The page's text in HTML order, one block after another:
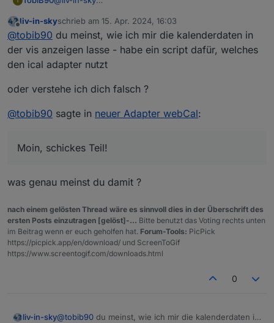
Eingaben im Webcal Adapter direkt auf deiner
Homepage im Kalender realisiert?
Offline
liv-in-skyschrieb am 15. Apr. 2024, 16:03
zuletzt editiert von
@tobib90 du meinst, wie ich mir die kalenderdaten in
der vis anzeigen lasse - habe ein script dafür, welches
den ical adapter nutzt
oder verstehe ich dich falsch ?
@tobib90 sagte in neuer Adapter webCal:
Moin, schickes Teil!
was genau meinst du damit ?
nach einem gelösten Thread wäre es sinnvoll dies in der Überschrift des
ersten Posts einzutragen [gelöst]-... Bitte benutzt das Voting rechts unten
im Beitrag wenn er euch geholfen hat. Forum-Tools: PicPick
https://picpick.app/en/download/ und ScreenToGif
https://www.screentogif.com/downloads.html
0
liv-in-sky@tobib90 du meinst, wie ich mir die kalenderdaten in